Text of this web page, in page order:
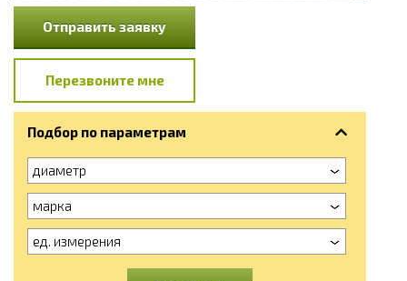
Отправить заявку
Перезвоните мне
Подбор по параметрам
диаметр
марка
ед. измерения